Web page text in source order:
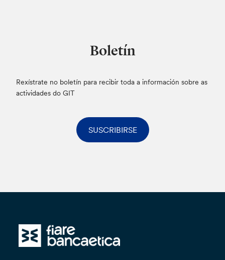
Boletín
Rexístrate no boletín para recibir toda a información sobre as
actividades do GIT
SUSCRIBIRSE